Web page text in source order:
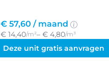
€ 57,60 / maand
€ 14,40/m²– € 4,80/m³
Deze unit gratis aanvragen